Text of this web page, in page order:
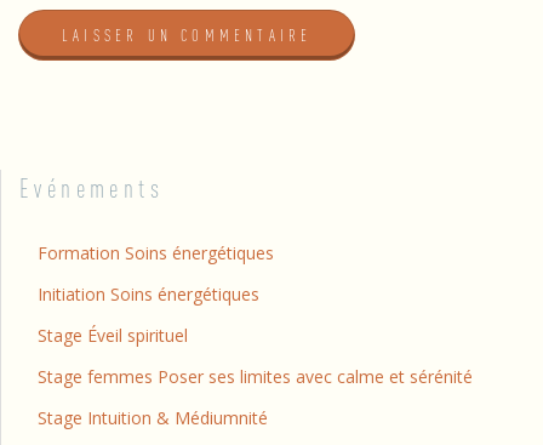
Evénements
Formation Soins énergétiques
Initiation Soins énergétiques
Stage Éveil spirituel
Stage femmes Poser ses limites avec calme et sérénité
Stage Intuition & Médiumnité